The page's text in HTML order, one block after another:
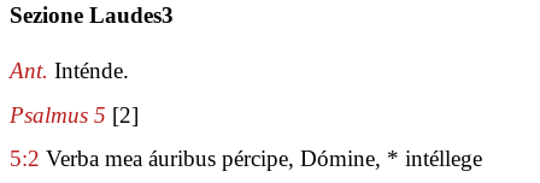
Sezione Laudes3
Ant. Inténde.
Psalmus 5 [2]
5:2 Verba mea áuribus pércipe, Dómine, * intéllege